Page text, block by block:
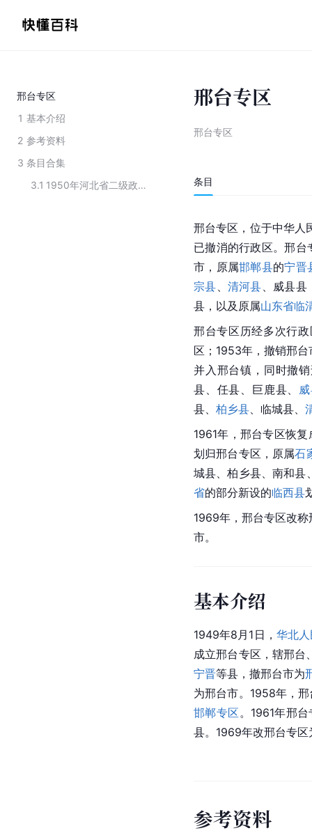
邢台专区
1 基本介绍
2 参考资料
3 条目合集
3.1
1950年河北省二级政区名单
邢台专区
邢台专区
条目
邢台专区，位于中华人
已撤消的行政区。邢台
市，原属邯郸县的宁晋
宗县
清河县 、威县
县，以及原属山东省临
邢台专区历经多次行
区；1953年，撤销邢
并入邢台镇，同时撤
县、任县、巨鹿县、
县、 柏乡县 、临城县、
1961年，邢台专区恢复
划归邢台专区，原属石
城县、柏乡县、南和县
省的部分新设的临西县
1969年，邢台专区改
市。
基本介绍
1949年8月1日， 华北
成立邢台专区，辖邢台
宁晋等县，撤邢台市为
为邢台市。1958年，
邯郸专区 。1961年邢
县。1969年改邢台专区
参考资料